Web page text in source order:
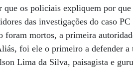
que os policiais expliquem por
das investigações do caso
foram mortos, a primeira
foi ele o primeiro a defender
Lima da Silva, paisagista e